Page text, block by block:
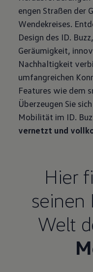
engen Straßen der
Wendekreises.
Design des ID. Buzz
Geräumigkeit,
Nachhaltigkeit
umfangreichen
Features wie dem
Überzeugen Sie
Mobilität im ID.
vernetzt und
Hier
seinen
Welt